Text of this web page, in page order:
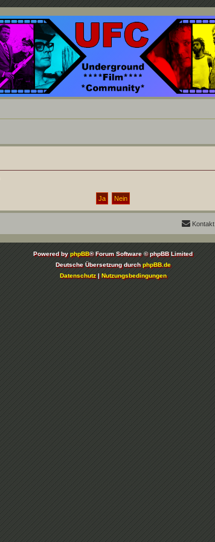
für Cineasten und Filmsüchtige jenseits des Mainstreams.
Kontakt
Powered byphpBB® Forum Software © phpBB Limited
Deutsche Übersetzung durchphpBB.de
Datenschutz|Nutzungsbedingungen